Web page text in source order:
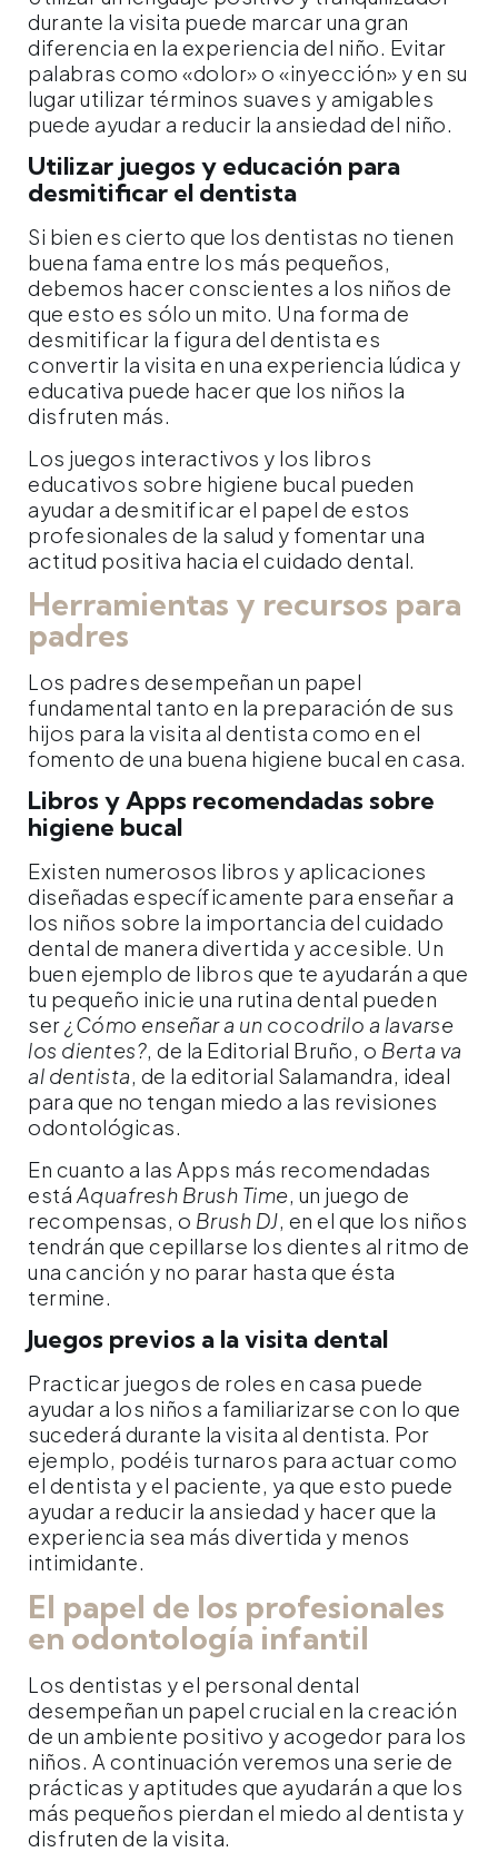
durante la visita puede marcar una gran
diferencia en la experiencia del niño. Evitar
palabras como «dolor» o «inyección» y en su
lugar utilizar términos suaves y amigables
puede ayudar a reducir la ansiedad del niño.
Utilizar juegos y educación para
desmitificar el dentista
Si bien es cierto que los dentistas no tienen
buena fama entre los más pequeños,
debemos hacer conscientes a los niños de
que esto es sólo un mito. Una forma de
desmitificar la figura del dentista es
convertir la visita en una experiencia lúdica y
educativa puede hacer que los niños la
disfruten más.
Los juegos interactivos y los libros
educativos sobre higiene bucal pueden
ayudar a desmitificar el papel de estos
profesionales de la salud y fomentar una
actitud positiva hacia el cuidado dental.
Herramientas y recursos para
padres
Los padres desempeñan un papel
fundamental tanto en la preparación de sus
hijos para la visita al dentista como en el
fomento de una buena higiene bucal en casa.
Libros y Apps recomendadas sobre
higiene bucal
Existen numerosos libros y aplicaciones
diseñadas específicamente para enseñar a
los niños sobre la importancia del cuidado
dental de manera divertida y accesible. Un
buen ejemplo de libros que te ayudarán a que
tu pequeño inicie una rutina dental pueden
ser ¿Cómo enseñar a un cocodrilo a lavarse
los dientes?, de la Editorial Bruño, o Berta va
al dentista, de la editorial Salamandra, ideal
para que no tengan miedo a las revisiones
odontológicas.
En cuanto a las Apps más recomendadas
está Aquafresh Brush Time, un juego de
recompensas, o Brush DJ, en el que los niños
tendrán que cepillarse los dientes al ritmo de
una canción y no parar hasta que ésta
termine.
Juegos previos a la visita dental
Practicar juegos de roles en casa puede
ayudar a los niños a familiarizarse con lo que
sucederá durante la visita al dentista. Por
ejemplo, podéis turnaros para actuar como
el dentista y el paciente, ya que esto puede
ayudar a reducir la ansiedad y hacer que la
experiencia sea más divertida y menos
intimidante.
El papel de los profesionales
en odontología infantil
Los dentistas y el personal dental
desempeñan un papel crucial en la creación
de un ambiente positivo y acogedor para los
niños. A continuación veremos una serie de
prácticas y aptitudes que ayudarán a que los
más pequeños pierdan el miedo al dentista y
disfruten de la visita.